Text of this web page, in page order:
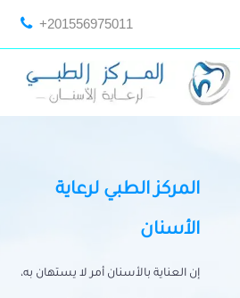
+201556975011
المركز الطبي لرعاية
الأسنان
إن العناية بالأسنان أمر لا يستهان به،